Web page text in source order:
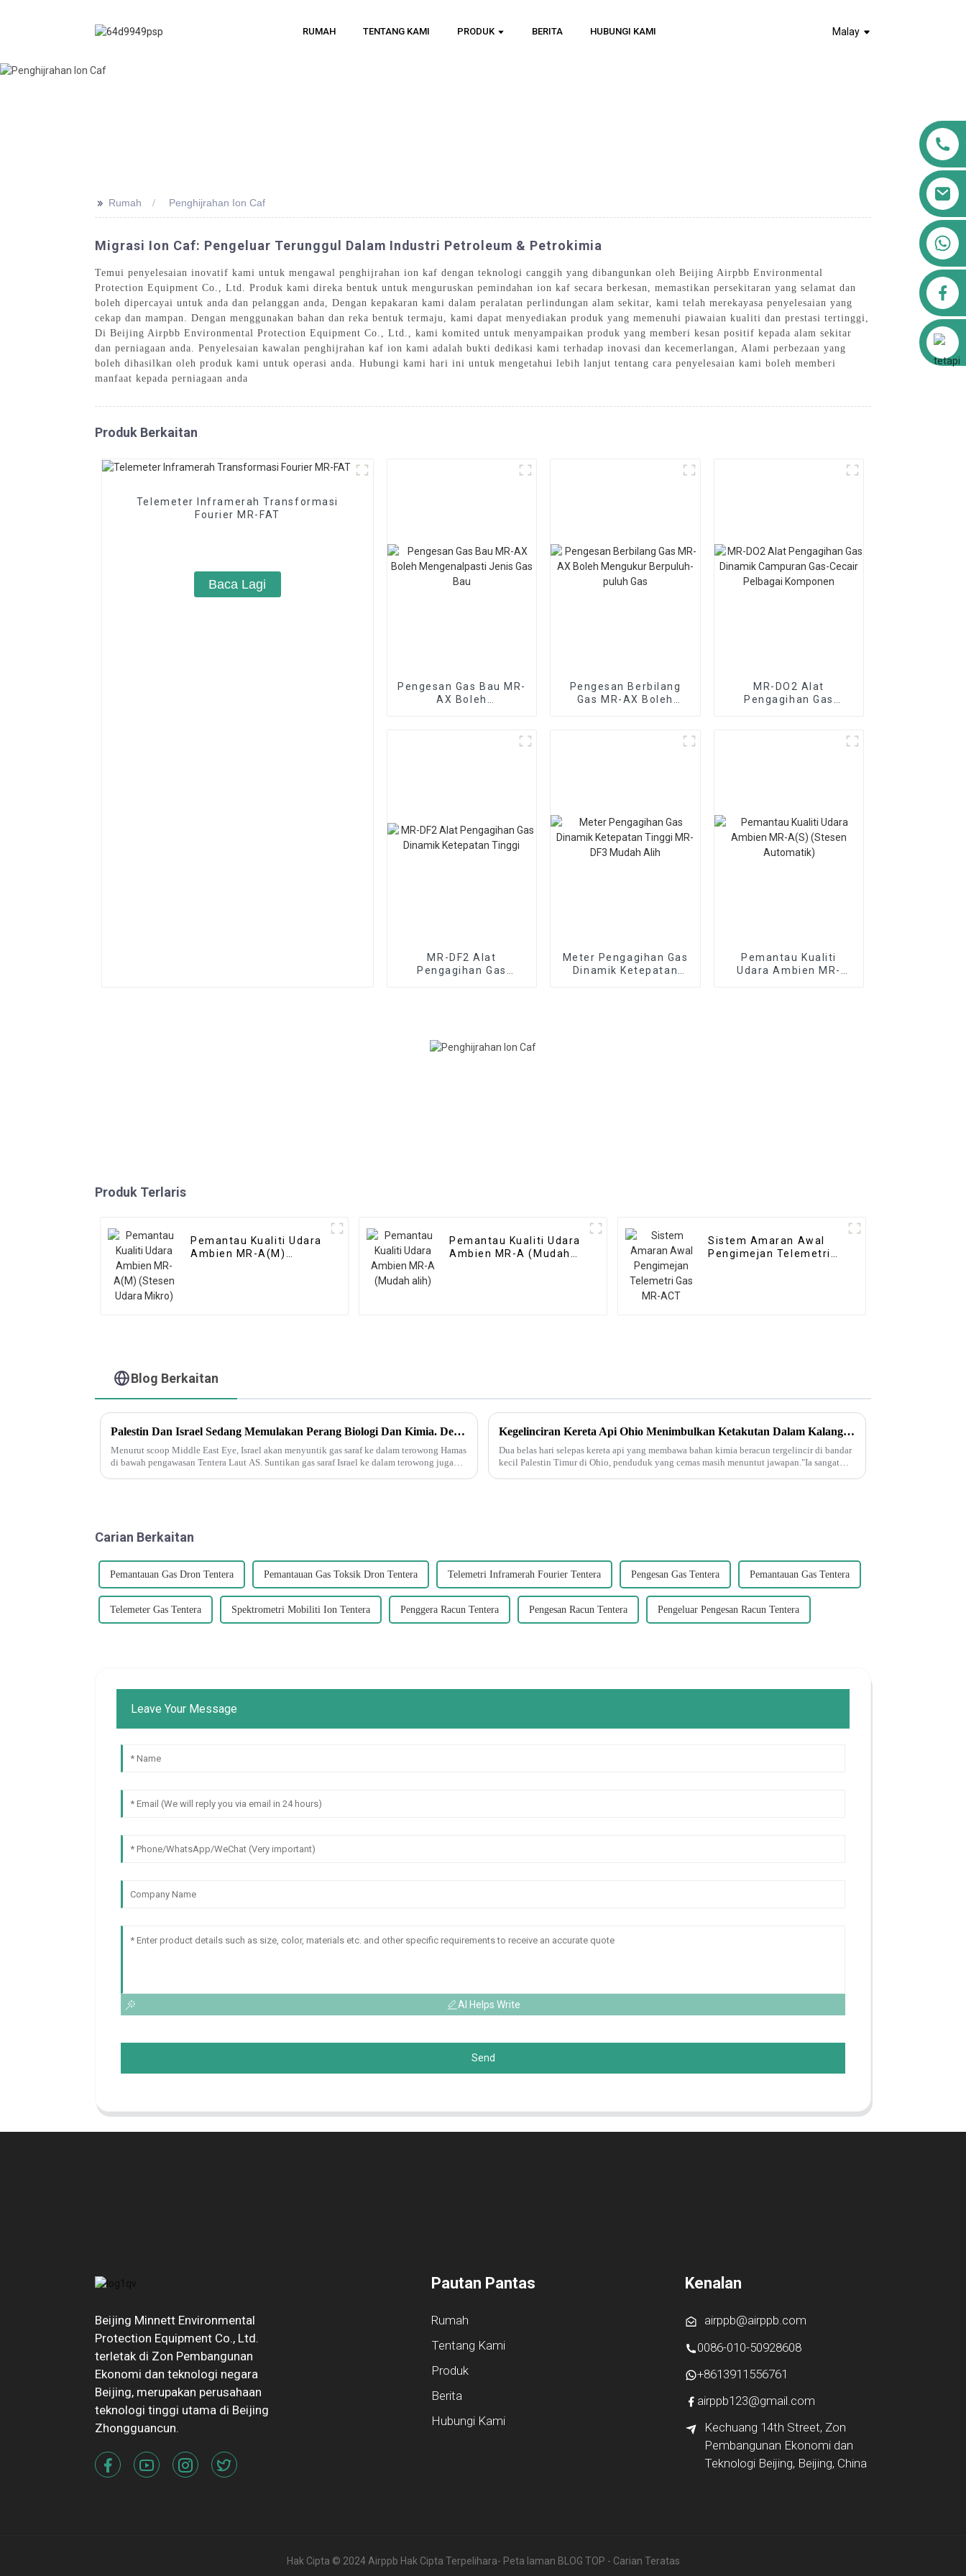
RUMAH TENTANG KAMI PRODUK BERITA HUBUNGI KAMI Malay
airppb123@gmail.com
>> Rumah Penghijrahan Ion Caf
Migrasi Ion Caf: Pengeluar Terunggul Dalam Industri Petroleum & Petrokimia
Temui penyelesaian inovatif kami untuk mengawal penghijrahan ion kaf dengan teknologi canggih yang dibangunkan oleh Beijing Airpbb Environmental
Protection Equipment Co., Ltd. Produk kami direka bentuk untuk menguruskan pemindahan ion kaf secara berkesan, memastikan persekitaran yang selamat dan
boleh dipercayai untuk anda dan pelanggan anda, Dengan kepakaran kami dalam peralatan perlindungan alam sekitar, kami telah merekayasa penyelesaian yang
cekap dan mampan. Dengan menggunakan bahan dan reka bentuk termaju, kami dapat menyediakan produk yang memenuhi piawaian kualiti dan prestasi tertinggi,
Di Beijing Airpbb Environmental Protection Equipment Co., Ltd., kami komited untuk menyampaikan produk yang memberi kesan positif kepada alam sekitar
dan perniagaan anda. Penyelesaian kawalan penghijrahan kaf ion kami adalah bukti dedikasi kami terhadap inovasi dan kecemerlangan, Alami perbezaan yang
boleh dihasilkan oleh produk kami untuk operasi anda. Hubungi kami hari ini untuk mengetahui lebih lanjut tentang cara penyelesaian kami boleh memberi
manfaat kepada perniagaan anda
Produk Berkaitan
Telemeter Inframerah Transformasi
Fourier MR-FAT
Baca Lagi
Pengesan Gas Bau MR-
AX Boleh
Pengesan Berbilang
Gas MR-AX Boleh
MR-DO2 Alat
Pengagihan Gas
MR-DF2 Alat
Pengagihan Gas
Meter Pengagihan Gas
Dinamik Ketepatan
Pemantau Kualiti
Udara Ambien MR-
Produk Terlaris
Pemantau Kualiti Udara
Ambien MR-A(M)
Pemantau Kualiti Udara
Ambien MR-A (Mudah
Sistem Amaran Awal
Pengimejan Telemetri
Blog Berkaitan
Palestin Dan Israel Sedang Memulakan Perang Biologi Dan Kimia. Delta Force Muncul Dan Menyuntik Gas Saraf Ke Dalam Terowong Bawah Tanah Di Gaza!
Menurut scoop Middle East Eye, Israel akan menyuntik gas saraf ke dalam terowong Hamas
di bawah pengawasan Tentera Laut AS. Suntikan gas saraf Israel ke dalam terowong juga
Kegelinciran Kereta Api Ohio Menimbulkan Ketakutan Dalam Kalangan Penduduk Bandar Kecil Mengenai Bahan Toksik.
Dua belas hari selepas kereta api yang membawa bahan kimia beracun tergelincir di bandar
kecil Palestin Timur di Ohio, penduduk yang cemas masih menuntut jawapan."Ia sangat
Carian Berkaitan
Pemantauan Gas Dron Tentera Pemantauan Gas Toksik Dron Tentera Telemetri Inframerah Fourier Tentera Pengesan Gas Tentera Pemantauan Gas Tentera
Telemeter Gas Tentera Spektrometri Mobiliti Ion Tentera Penggera Racun Tentera Pengesan Racun Tentera Pengeluar Pengesan Racun Tentera
Leave Your Message
AI Helps Write
Send
Beijing Minnett Environmental
Protection Equipment Co., Ltd.
terletak di Zon Pembangunan
Ekonomi dan teknologi negara
Beijing, merupakan perusahaan
teknologi tinggi utama di Beijing
Zhongguancun.
Pautan Pantas
Rumah
Tentang Kami
Produk
Berita
Hubungi Kami
Kenalan
airppb@airppb.com
0086-010-50928608
+8613911556761
airppb123@gmail.com
Kechuang 14th Street, Zon
Pembangunan Ekonomi dan
Teknologi Beijing, Beijing, China
Hak Cipta © 2024 Airppb Hak Cipta Terpelihara- Peta laman BLOG TOP - Carian Teratas